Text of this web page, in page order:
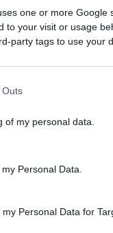
one or more
to your visit or usage
party tags to use your
Outs
of my personal data.
Personal Data.
Personal Data for
και
για σεξ σε